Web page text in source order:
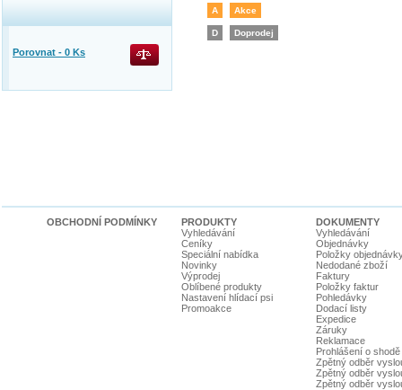
A Akce
D Doprodej
Porovnat - 0 Ks
OBCHODNÍ PODMÍNKY
PRODUKTY
Vyhledávání
Ceníky
Speciální nabídka
Novinky
Výprodej
Oblíbené produkty
Nastavení hlídací psi
Promoakce
DOKUMENTY
Vyhledávání
Objednávky
Položky
Nedodané zboží
Faktury
Položky faktur
Pohledávky
Dodací listy
Expedice
Záruky
Reklamace
Prohlášení o shodě
Zpětný odběr
Zpětný odběr
Zpětný odběr